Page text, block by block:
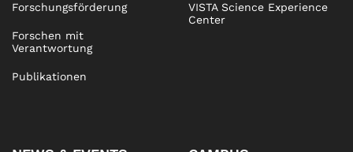
Forschungsförderung
Forschen mit
Verantwortung
Publikationen
VISTA Science Experience
Center